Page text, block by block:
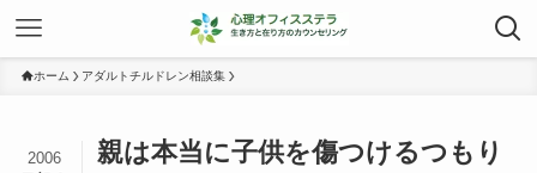
ホーム アダルトチルドレン相談集
親は本当に子供を傷つけるつもり
2006